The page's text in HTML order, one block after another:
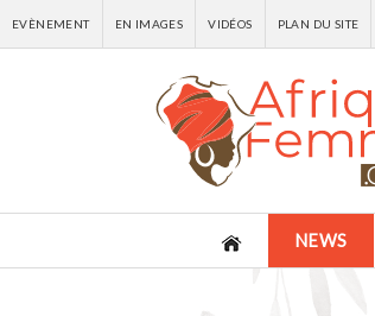
EVÈNEMENT EN IMAGES VIDÉOS PLAN DU SITE
NEWS